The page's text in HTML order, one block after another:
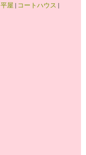
平屋 | コートハウス |